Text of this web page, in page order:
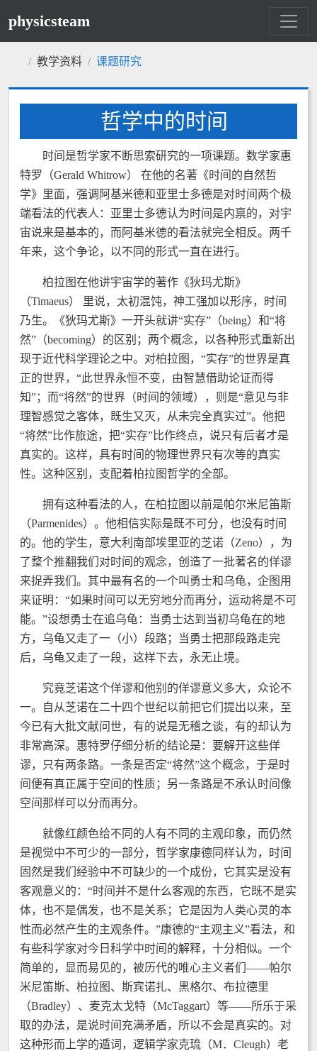
physicsteam
教学资料 课题研究
哲学中的时间
时间是哲学家不断思索研究的一项课题。数学家惠
特罗（Gerald Whitrow） 在他的名著《时间的自然哲
学》里面，强调阿基米德和亚里士多德是对时间两个极
端看法的代表人：亚里士多德认为时间是内禀的，对宇
宙说来是基本的，而阿基米德的看法就完全相反。两千
年来，这个争论，以不同的形式一直在进行。
柏拉图在他讲宇宙学的著作《狄玛尤斯》
（Timaeus） 里说，太初混饨，神工强加以形序，时间
乃生。《狄玛尤斯》一开头就讲“实存”（being）和“将
然”（becoming）的区别；两个概念，以各种形式重新出
现于近代科学理论之中。对柏拉图，“实存”的世界是真
正的世界，“此世界永恒不变，由智慧借助论证而得
知”；而“将然”的世界（时间的领域），则是“意见与非
理智感觉之客体，既生又灭，从未完全真实过”。他把
“将然”比作旅途，把“实存”比作终点，说只有后者才是
真实的。这样，具有时间的物理世界只有次等的真实
性。这种区别，支配着柏拉图哲学的全部。
拥有这种看法的人，在柏拉图以前是帕尔米尼笛斯
（Parmenides）。他相信实际是既不可分，也没有时间
的。他的学生，意大利南部埃里亚的芝诺（Zeno），为
了整个推翻我们对时间的观念，创造了一批著名的佯谬
来捉弄我们。其中最有名的一个叫勇士和乌龟，企图用
来证明：“如果时间可以无穷地分而再分，运动将是不可
能。”设想勇士在追乌龟：当勇士达到当初乌龟在的地
方，乌龟又走了一（小）段路；当勇士把那段路走完
后，乌龟又走了一段，这样下去，永无止境。
究竟芝诺这个佯谬和他别的佯谬意义多大，众论不
一。自从芝诺在二十四个世纪以前把它们提出以来，至
今已有大批文献问世，有的说是无稽之谈，有的却认为
非常高深。惠特罗仔细分析的结论是：要解开这些佯
谬，只有两条路。一条是否定“将然”这个概念，于是时
间便有真正属于空间的性质；另一条路是不承认时间像
空间那样可以分而再分。
就像红颜色给不同的人有不同的主观印象，而仍然
是视觉中不可少的一部分，哲学家康德同样认为，时间
固然是我们经验中不可缺少的一个成份，它其实是没有
客观意义的：“时间并不是什么客观的东西，它既不是实
体，也不是偶发，也不是关系；它是因为人类心灵的本
性而必然产生的主观条件。”康德的“主观主义”看法，和
有些科学家对今日科学中时间的解释，十分相似。一个
简单的，显而易见的，被历代的唯心主义者们——帕尔
米尼笛斯、柏拉图、斯宾诺扎、黑格尔、布拉德里
（Bradley）、麦克太戈特（McTaggart）等——所乐于采
取的办法，是说时间充满矛盾，所以不会是真实的。对
这种形而上学的遁词，逻辑学家克琉（M．Cleugh）老